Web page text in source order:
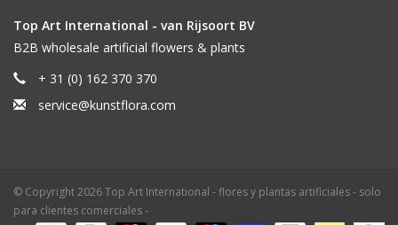
Top Art International - van Rijsoort BV
B2B wholesale artificial flowers & plants
+ 31 (0) 162 370 370
service@kunstflora.com
© Copyright 2026 Top Art International - flores y plantas artificiales - solo
para clientes comerciales -